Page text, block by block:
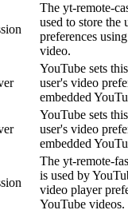
The yt-remote-
used to store the
preferences
video.
YouTube sets
user's video
embedded
YouTube sets
user's video
embedded
The yt-remote-
is used by
video player
YouTube videos.